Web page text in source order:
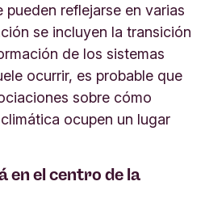
reflejarse en varias
se incluyen la transición
de los sistemas
ocurrir, es probable que
sobre cómo
ocupen un lugar
en el centro de la